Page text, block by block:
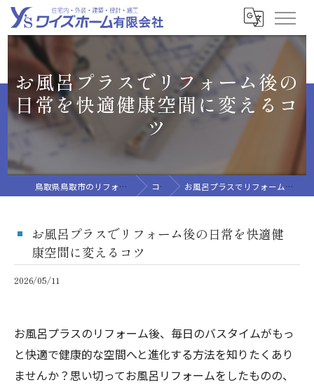
お風呂プラスでリフォーム後の
日常を快適健康空間に変えるコ
ツ
鳥取県鳥取市のリフォームならワイズホーム有限会社 コラム お風呂プラスでリフォーム後の日常を快適健康空間に変えるコツ
お風呂プラスでリフォーム後の日常を快適健
康空間に変えるコツ
2026/05/11
お風呂プラスのリフォーム後、毎日のバスタイムがもっ
と快適で健康的な空間へと進化する方法を知りたくあり
ませんか？思い切ってお風呂リフォームをしたものの、